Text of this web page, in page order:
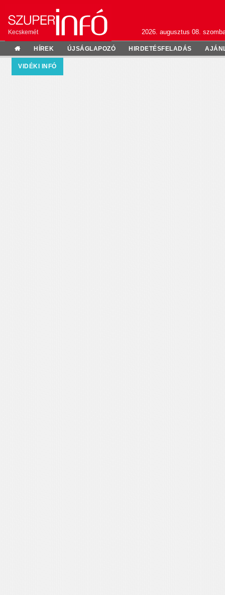
Kecskemét 2026. augusztus 08.
HÍREK ÚJSÁGLAPOZÓ HIRDETÉSFELADÁS
VIDÉKI INFÓ